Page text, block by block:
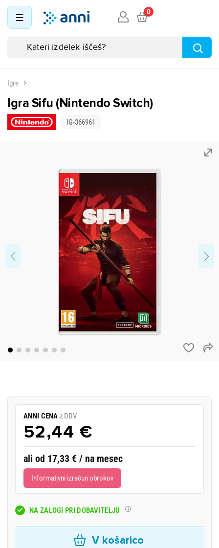
0
Igre
Igra Sifu (Nintendo Switch)
IG-366961
ANNI CENA z DDV
52,44 €
ali od 17,33 € / na mesec
Informativni izračun obrokov
NA ZALOGI PRI DOBAVITELJU
V košarico